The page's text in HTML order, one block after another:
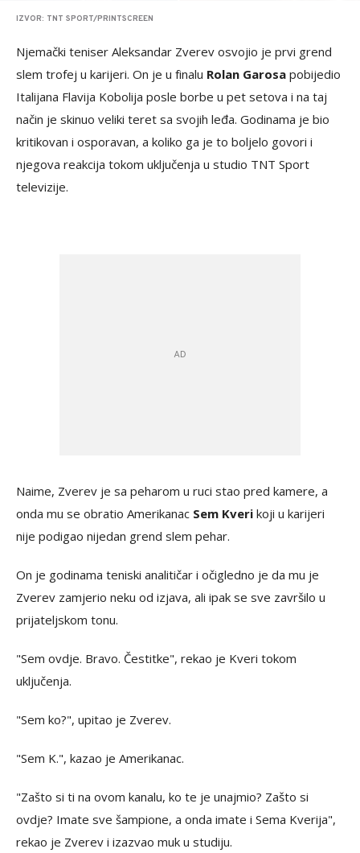
IZVOR: TNT SPORT/PRINTSCREEN
Njemački teniser Aleksandar Zverev osvojio je prvi grend
slem trofej u karijeri. On je u finalu Rolan Garosa pobijedio
Italijana Flavija Kobolija posle borbe u pet setova i na taj
način je skinuo veliki teret sa svojih leđa. Godinama je bio
kritikovan i osporavan, a koliko ga je to boljelo govori i
njegova reakcija tokom uključenja u studio TNT Sport
televizije.
Naime, Zverev je sa peharom u ruci stao pred kamere, a
onda mu se obratio Amerikanac Sem Kveri koji u karijeri
nije podigao nijedan grend slem pehar.
On je godinama teniski analitičar i očigledno je da mu je
Zverev zamjerio neku od izjava, ali ipak se sve završilo u
prijateljskom tonu.
"Sem ovdje. Bravo. Čestitke", rekao je Kveri tokom
uključenja.
"Sem ko?", upitao je Zverev.
"Sem K.", kazao je Amerikanac.
"Zašto si ti na ovom kanalu, ko te je unajmio? Zašto si
ovdje? Imate sve šampione, a onda imate i Sema Kverija",
rekao je Zverev i izazvao muk u studiju.